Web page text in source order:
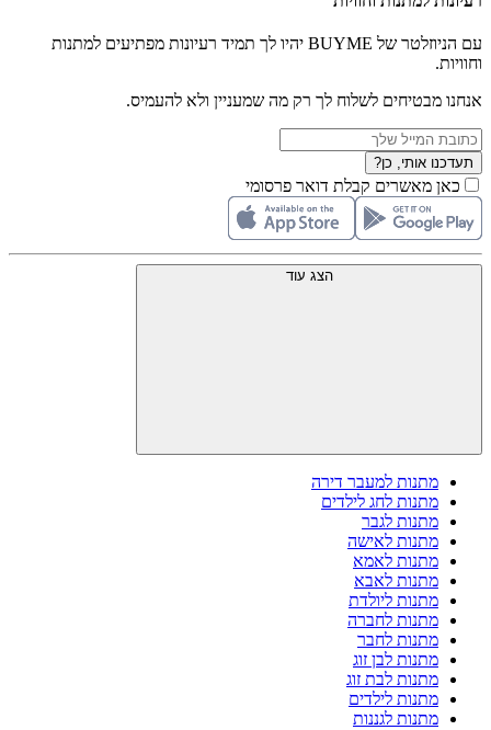
עם הניוזלטר של BUYME יהיו לך תמיד רעיונות מפתיעים למתנות
וחוויות.
אנחנו מבטיחים לשלוח לך רק מה שמעניין ולא להעמיס.
תעדכנו אותי, כן?
כאן מאשרים קבלת דואר פרסומי
הצג עוד
מתנות למעבר דירה
מתנות לחג לילדים
מתנות לגבר
מתנות לאישה
מתנות לאמא
מתנות לאבא
מתנות ליולדת
מתנות לחברה
מתנות לחבר
מתנות לבן זוג
מתנות לבת זוג
מתנות לילדים
מתנות לגננות